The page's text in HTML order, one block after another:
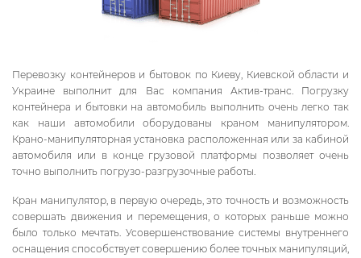
Перевозку контейнеров и бытовок по Киеву, Киевской области и
Украине выполнит для Вас компания Актив-транс. Погрузку
контейнера и бытовки на автомобиль выполнить очень легко так
как наши автомобили оборудованы краном манипулятором.
Крано-манипуляторная установка расположенная или за кабиной
автомобиля или в конце грузовой платформы позволяет очень
точно выполнить погрузо-разгрузочные работы.
Кран манипулятор, в первую очередь, это точность и возможность
совершать движения и перемещения, о которых раньше можно
было только мечтать. Усовершенствование системы внутреннего
оснащения способствует совершению более точных манипуляций,